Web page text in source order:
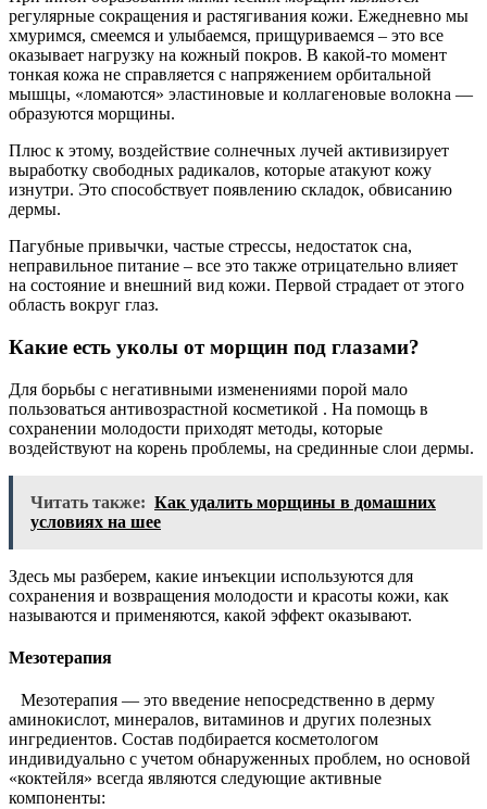
регулярные сокращения и растягивания кожи. Ежедневно мы
хмуримся, смеемся и улыбаемся, прищуриваемся – это все
оказывает нагрузку на кожный покров. В какой-то момент
тонкая кожа не справляется с напряжением орбитальной
мышцы, «ломаются» эластиновые и коллагеновые волокна —
образуются морщины.
Плюс к этому, воздействие солнечных лучей активизирует
выработку свободных радикалов, которые атакуют кожу
изнутри. Это способствует появлению складок, обвисанию
дермы.
Пагубные привычки, частые стрессы, недостаток сна,
неправильное питание – все это также отрицательно влияет
на состояние и внешний вид кожи. Первой страдает от этого
область вокруг глаз.
Какие есть уколы от морщин под глазами?
Для борьбы с негативными изменениями порой мало
пользоваться антивозрастной косметикой . На помощь в
сохранении молодости приходят методы, которые
воздействуют на корень проблемы, на срединные слои дермы.
Читать также: Как удалить морщины в домашних
условиях на шее
Здесь мы разберем, какие инъекции используются для
сохранения и возвращения молодости и красоты кожи, как
называются и применяются, какой эффект оказывают.
Мезотерапия
Мезотерапия — это введение непосредственно в дерму
аминокислот, минералов, витаминов и других полезных
ингредиентов. Состав подбирается косметологом
индивидуально с учетом обнаруженных проблем, но основой
«коктейля» всегда являются следующие активные
компоненты: